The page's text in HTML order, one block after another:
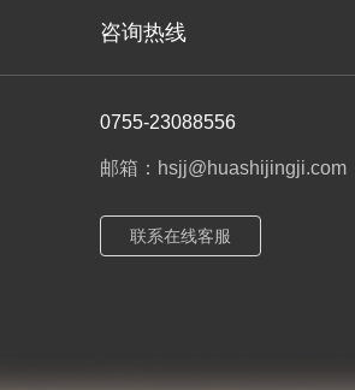
咨询热线
0755-23088556
邮箱：hsjj@huashijingji.com
联系在线客服